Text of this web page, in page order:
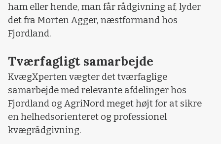
ham eller hende, man får rådgivning af, lyder
det fra Morten Agger, næstformand hos
Fjordland.
Tværfagligt samarbejde
KvægXperten vægter det tværfaglige
samarbejde med relevante afdelinger hos
Fjordland og AgriNord meget højt for at sikre
en helhedsorienteret og professionel
kvægrådgivning.